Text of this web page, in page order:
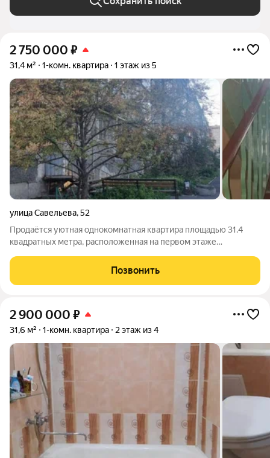
2 750 000 ₽
31,4 м² 1-комн. квартира 1 этаж из 5
улица Савельева,52
Продаётся уютная однокомнатная квартира площадью 31.4
квадратных метра, расположенная на первом этаже
город Курган, улица Савельева, дом 52. Квартира идеально
подойдёт для тех, кто ценит
Позвонить
2 900 000 ₽
31,6 м² 1-комн. квартира 2 этаж из 4